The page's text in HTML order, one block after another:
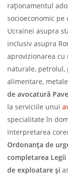
raționamentul
socioeconomic
Ucrainei asupra
inclusiv asupra
aprovizionarea cu
naturale, petrolul,
alimentare,
de avocatură
la serviciile unui
specialitate în
interpretarea
Ordonanţa de
completarea Legii
de exploatare și